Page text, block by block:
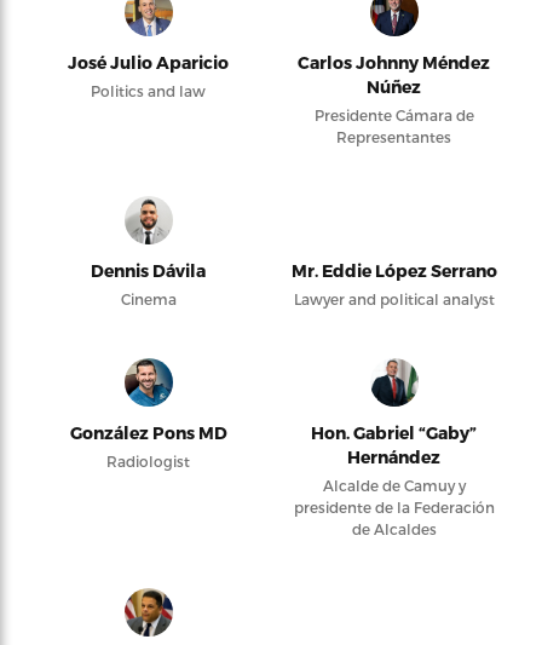
José Julio Aparicio
Politics and law
Carlos Johnny Méndez
Núñez
Presidente Cámara de
Representantes
Dennis Dávila
Cinema
Mr. Eddie López Serrano
Lawyer and political analyst
González Pons MD
Radiologist
Hon. Gabriel “Gaby”
Hernández
Alcalde de Camuy y
presidente de la Federación
de Alcaldes